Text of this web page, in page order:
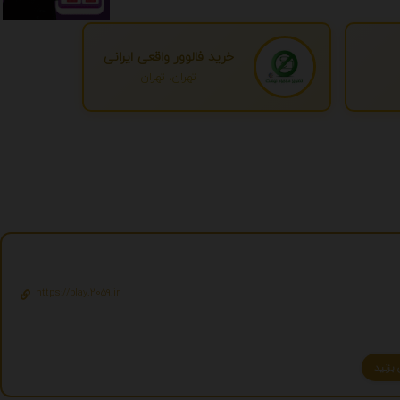
خرید فالوور واقعی ایرانی
تهران، تهران
https://play.2059.ir